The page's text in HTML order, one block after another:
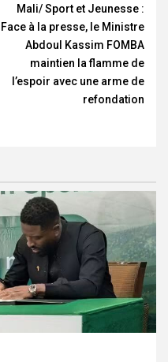
Mali/ Sport et Jeunesse :
Face à la presse, le Ministre
Abdoul Kassim FOMBA
maintien la flamme de
l’espoir avec une arme de
refondation